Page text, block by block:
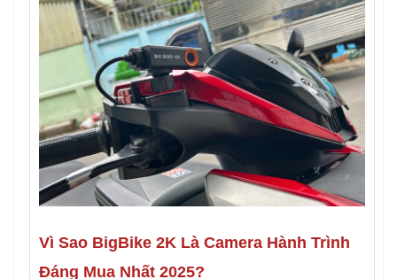
Vì Sao BigBike 2K Là Camera Hành Trình
Đáng Mua Nhất 2025?